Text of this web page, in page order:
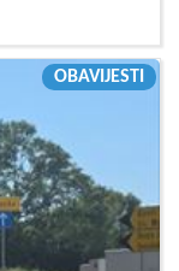
OBAVIJESTI